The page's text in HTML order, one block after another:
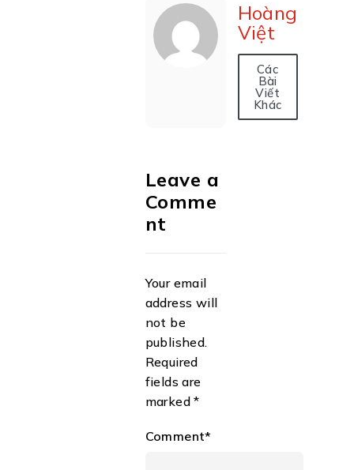
Hoàng
Việt
Các
Bài
Viết
Khác
Leave a
Comme
nt
Your email
address will
not be
published.
Required
fields are
marked *
Comment*